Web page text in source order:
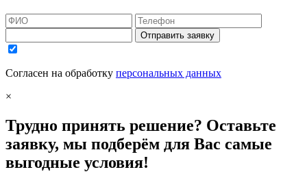
Отправить заявку
Согласен на обработку персональных данных
×
Трудно принять решение? Оставьте
заявку, мы подберём для Вас самые
выгодные условия!